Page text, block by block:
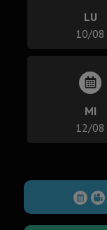
LU
10/08
MI
12/08